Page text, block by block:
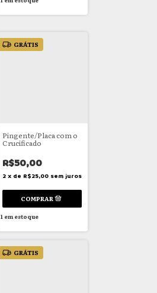
GRÁTIS
Pingente/Placa com o
Crucificado
R$50,00
2 x de R$25,00 sem juros
1em estoque
GRÁTIS